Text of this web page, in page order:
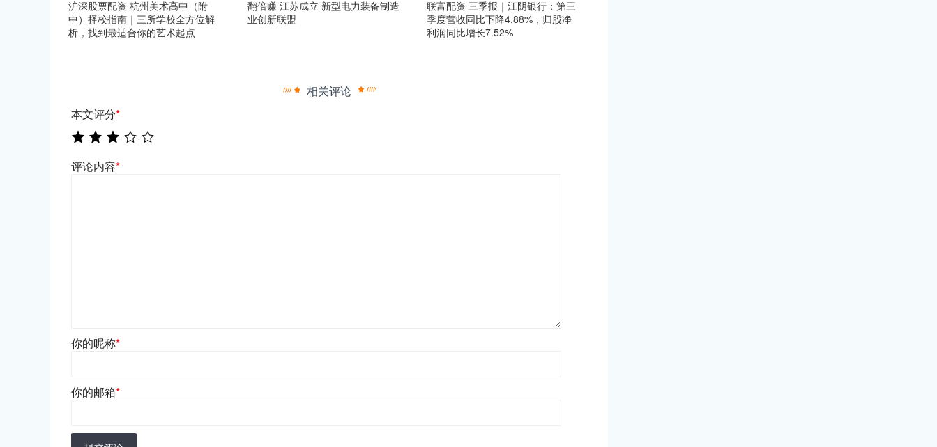
沪深股票配资 杭州美术高中（附
中）择校指南｜三所学校全方位解
析，找到最适合你的艺术起点
翻倍赚 江苏成立 新型电力装备制造
业创新联盟
联富配资 三季报｜江阴银行：第三
季度营收同比下降4.88%，归股净
利润同比增长7.52%
相关评论
本文评分*
评论内容*
你的昵称*
你的邮箱*